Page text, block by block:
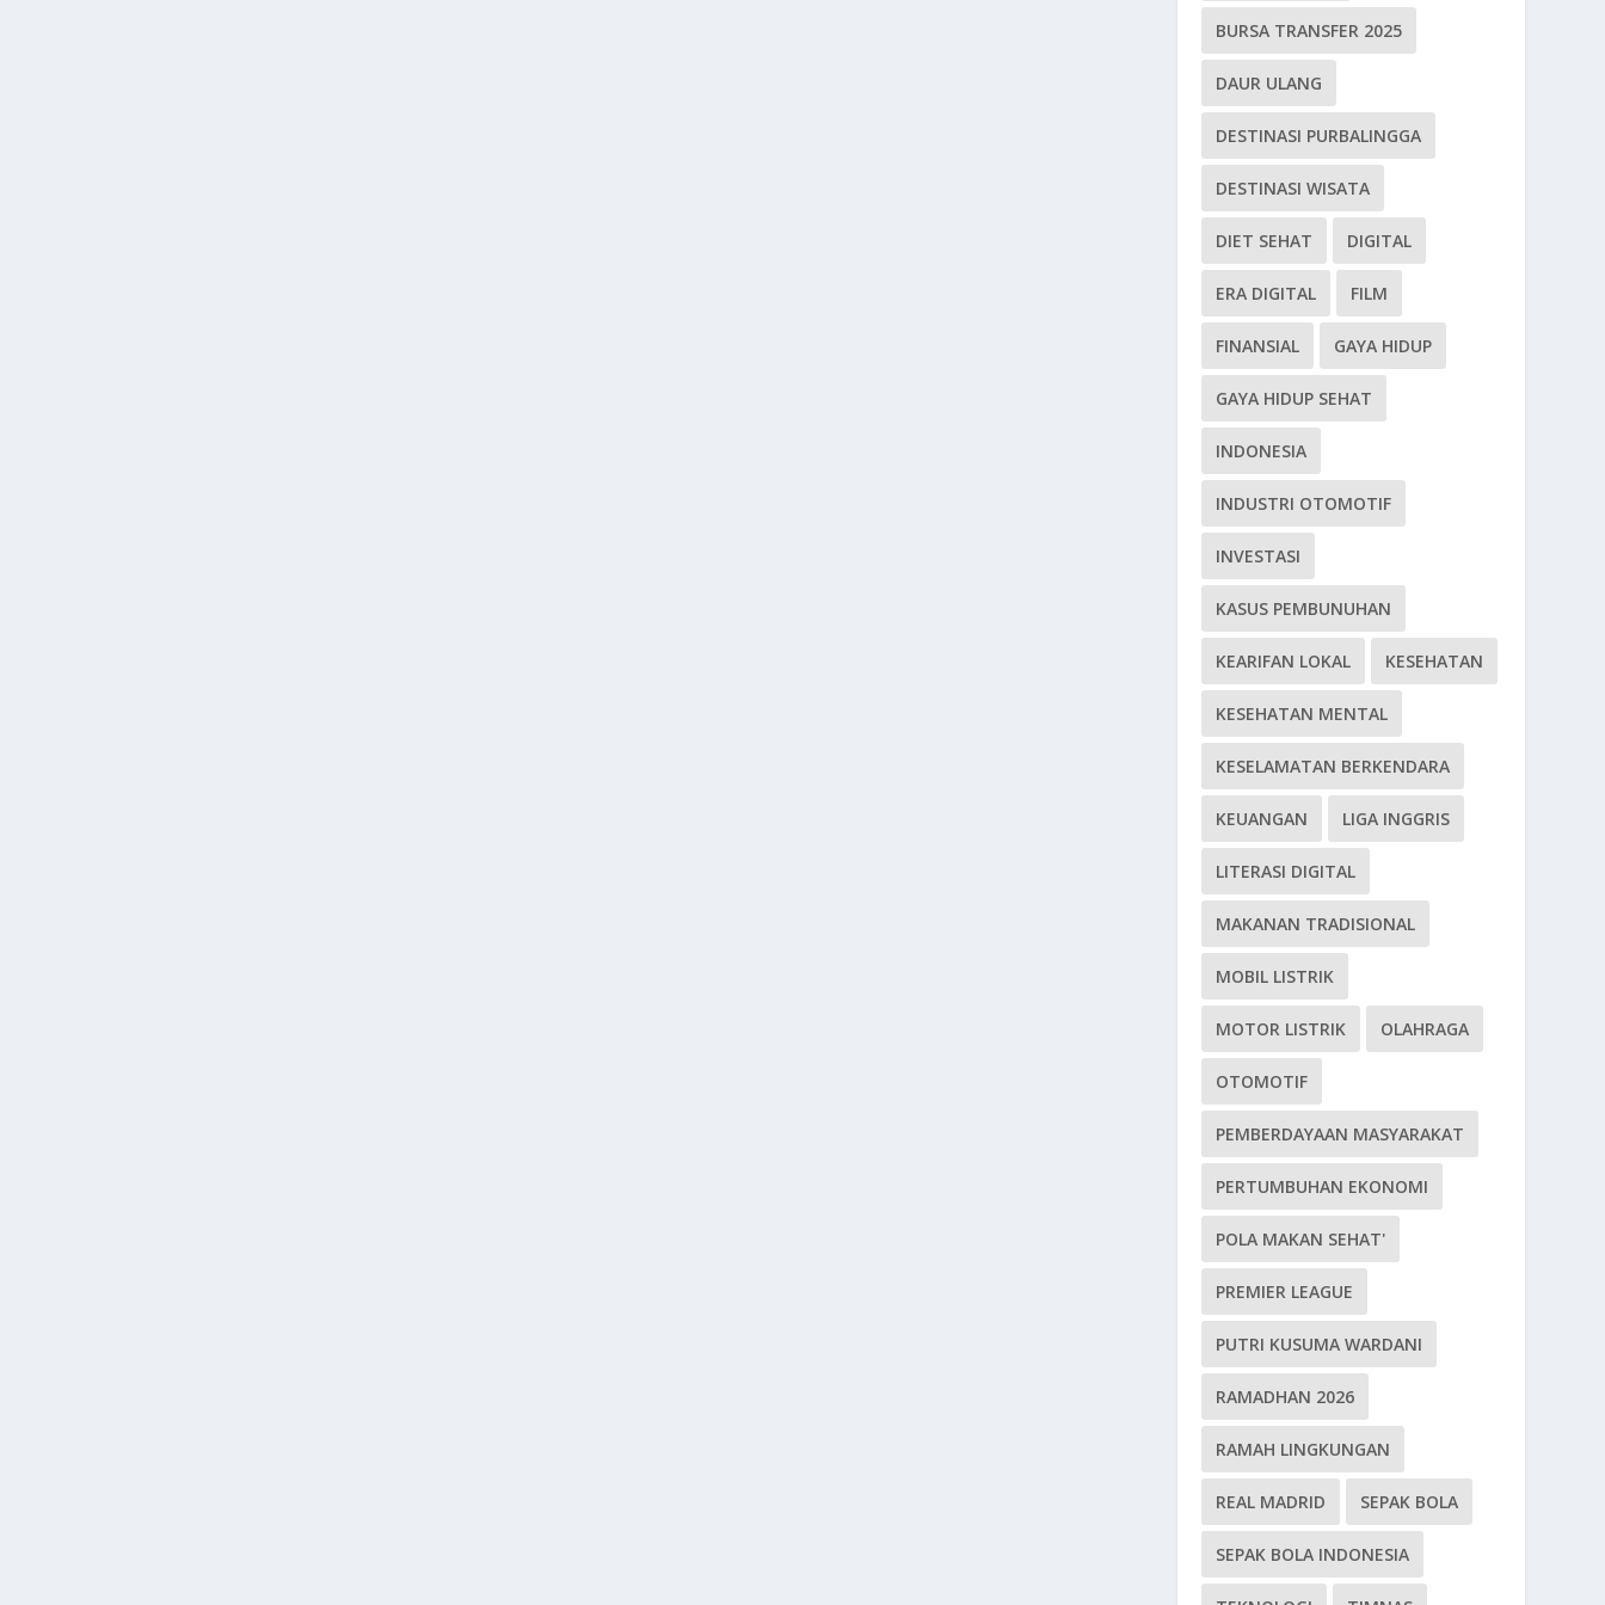
BURSA TRANSFER 2025
DAUR ULANG
DESTINASI PURBALINGGA
DESTINASI WISATA
DIET SEHAT DIGITAL
ERA DIGITAL FILM
FINANSIAL GAYA HIDUP
GAYA HIDUP SEHAT
INDONESIA
INDUSTRI OTOMOTIF
INVESTASI
KASUS PEMBUNUHAN
KEARIFAN LOKAL KESEHATAN
KESEHATAN MENTAL
KESELAMATAN BERKENDARA
KEUANGAN LIGA INGGRIS
LITERASI DIGITAL
MAKANAN TRADISIONAL
MOBIL LISTRIK
MOTOR LISTRIK OLAHRAGA
OTOMOTIF
PEMBERDAYAAN MASYARAKAT
PERTUMBUHAN EKONOMI
POLA MAKAN SEHAT'
PREMIER LEAGUE
PUTRI KUSUMA WARDANI
RAMADHAN 2026
RAMAH LINGKUNGAN
REAL MADRID SEPAK BOLA
SEPAK BOLA INDONESIA